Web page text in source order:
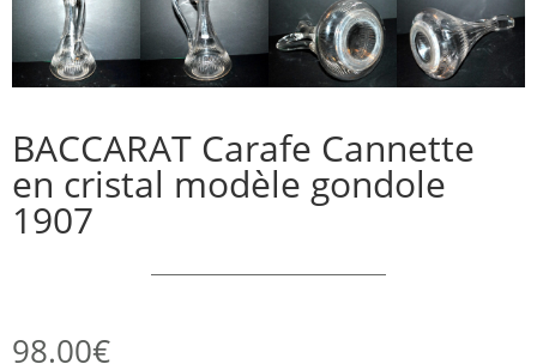
BACCARAT Carafe Cannette
en cristal modèle gondole
1907
98.00€